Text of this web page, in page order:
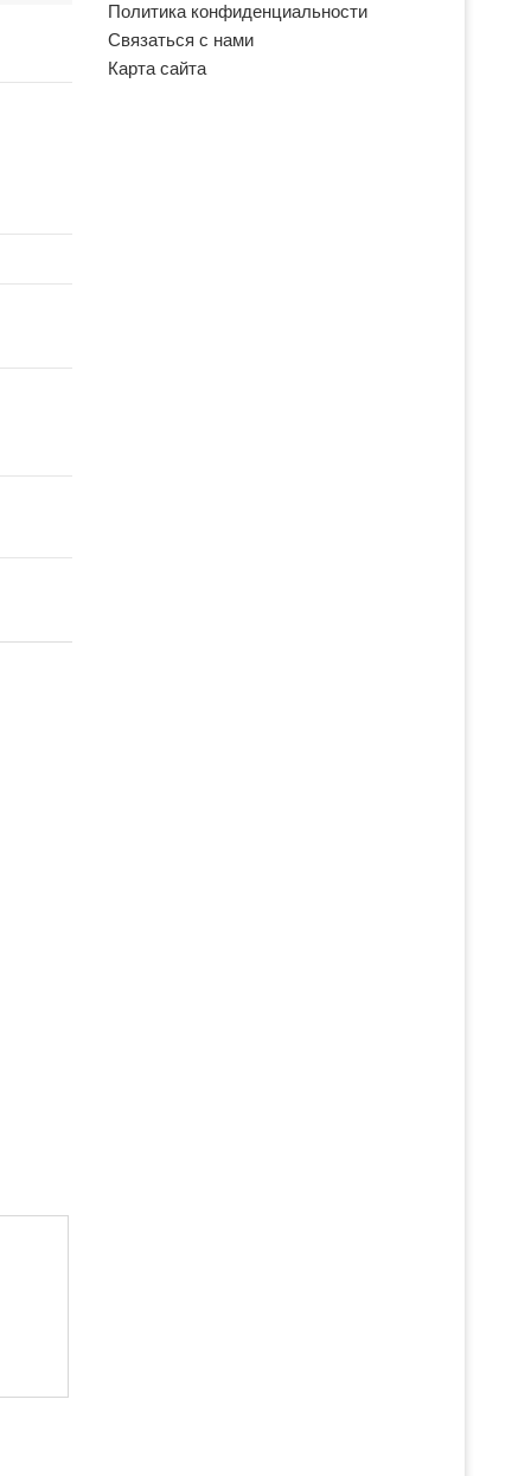
Политика конфиденциальности
Связаться с нами
Карта сайта